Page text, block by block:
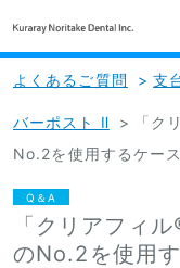
よくあるご質問 > 支
バーポスト Ⅱ >
「ク
No.2を使用するケー
Q＆A
「クリアフィ
のNo.2を使用